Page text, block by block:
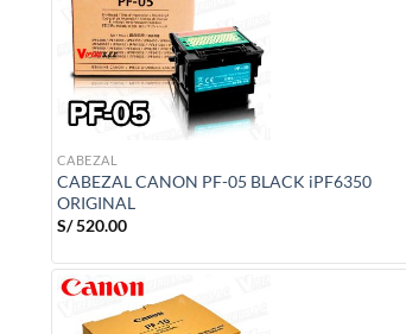
CABEZAL
CABEZAL CANON PF-05 BLACK iPF6350
ORIGINAL
S/520.00